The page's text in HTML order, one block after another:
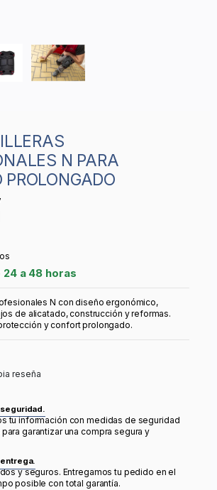
N PARA
a 48 horas
N con diseño ergonómico,
de alicatado, construcción y reformas.
y confort prolongado.
reseña
tu información con medidas de seguridad
garantizar una compra segura y
y seguros. Entregamos tu pedido en el
posible con total garantía.